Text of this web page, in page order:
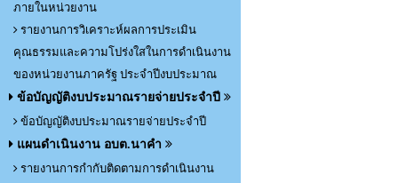
ภายในหน่วยงาน
รายงานการวิเคราะห์ผลการประเมิน
คุณธรรมและความโปร่งใสในการดำเนินงาน
ของหน่วยงานภาครัฐ ประจำปีงบประมาณ
ข้อบัญญัติงบประมาณรายจ่ายประจำปี
ข้อบัญญัติงบประมาณรายจ่ายประจำปี
แผนดำเนินงาน อบต.นาคำ
รายงานการกำกับติดตามการดำเนินงาน